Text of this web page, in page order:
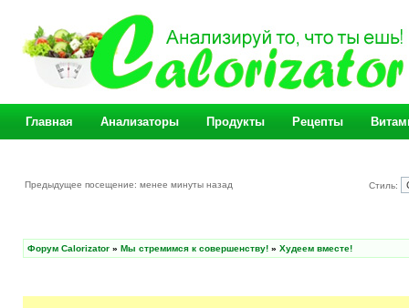
Главная Анализаторы Продукты Рецепты
Предыдущее посещение: менее минуты назад Стиль:
Форум Calorizator » Мы стремимся к совершенству! » Худеем вместе!